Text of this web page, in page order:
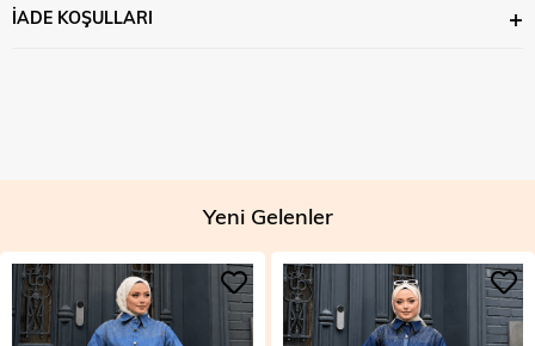
İADE KOŞULLARI
Yeni Gelenler